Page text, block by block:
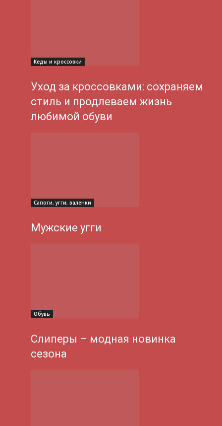
Кеды и кроссовки
Уход за кроссовками: сохраняем
стиль и продлеваем жизнь
любимой обуви
Сапоги, угги, валенки
Мужские угги
Обувь
Слиперы – модная новинка
сезона